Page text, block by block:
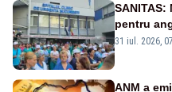
pentru
Legii
31 iul. 2026,
ANM a